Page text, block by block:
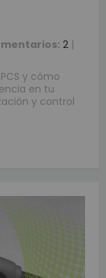
2 |
y cómo
en tu
y control